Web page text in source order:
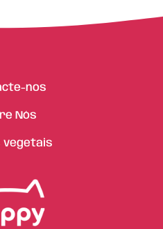
nos
Nós
vegetais